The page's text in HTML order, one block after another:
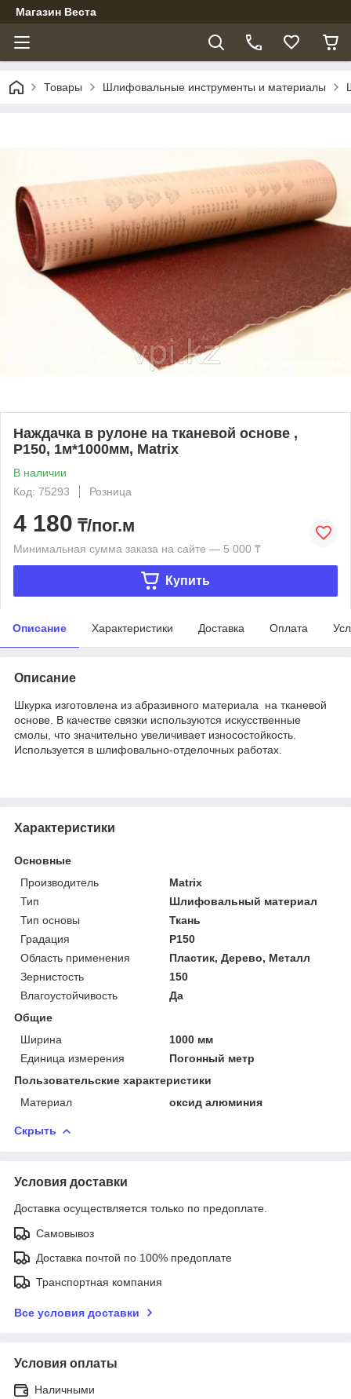
Магазин Веста
Товары Шлифовальные инструменты и материалы
Наждачка в рулоне на тканевой основе ,
P150, 1м*1000мм, Matrix
В наличии
Код: 75293
Розница
4 180 ₸/пог.м
Минимальная сумма заказа на сайте — 5 000 ₸
Купить
Описание Характеристики Доставка Оплата
Описание
Шкурка изготовлена из абразивного материала на тканевой
основе. В качестве связки используются искусственные
смолы, что значительно увеличивает износостойкость.
Используется в шлифовально-отделочных работах.
Характеристики
Основные
Производитель
Matrix
Тип
Шлифовальный материал
Тип основы
Ткань
Градация
P150
Область применения
Пластик, Дерево, Металл
Зернистость
150
Влагоустойчивость
Да
Общие
Ширина
1000 мм
Единица измерения
Погонный метр
Пользовательские характеристики
Материал
оксид алюминия
Скрыть
Условия доставки
Доставка осуществляется только по предоплате.
Самовывоз
Доставка почтой по 100% предоплате
Транспортная компания
Все условия доставки
Условия оплаты
Наличными